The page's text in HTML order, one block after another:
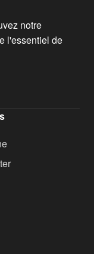
notre
l'essentiel de